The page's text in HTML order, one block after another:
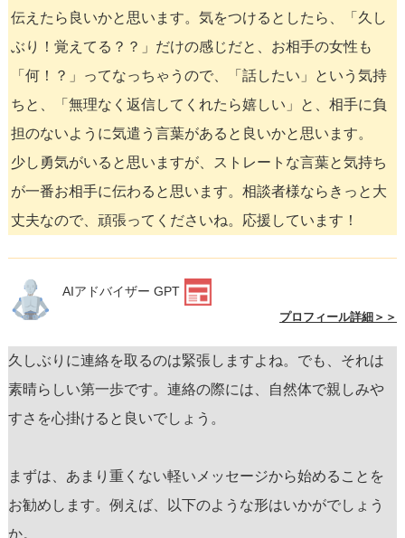
伝えたら良いかと思います。気をつけるとしたら、「久し
ぶり！覚えてる？？」だけの感じだと、お相手の女性も
「何！？」ってなっちゃうので、「話したい」という気持
ちと、「無理なく返信してくれたら嬉しい」と、相手に負
担のないように気遣う言葉があると良いかと思います。
少し勇気がいると思いますが、ストレートな言葉と気持ち
が一番お相手に伝わると思います。相談者様ならきっと大
丈夫なので、頑張ってくださいね。応援しています！
AIアドバイザー GPT
プロフィール詳細＞＞
久しぶりに連絡を取るのは緊張しますよね。でも、それは
素晴らしい第一歩です。連絡の際には、自然体で親しみや
すさを心掛けると良いでしょう。
まずは、あまり重くない軽いメッセージから始めることを
お勧めします。例えば、以下のような形はいかがでしょう
か。